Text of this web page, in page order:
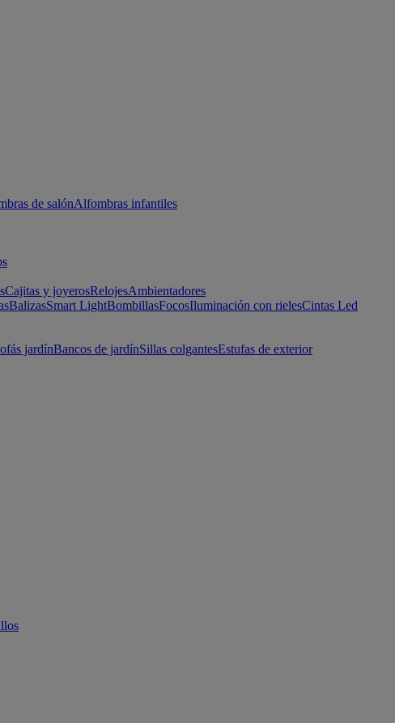
de salónAlfombras infantiles
Cajitas y joyerosRelojesAmbientadores
BalizasSmart LightBombillasFocosIluminación con rielesCintas Led
jardínBancos de jardínSillas colgantesEstufas de exterior